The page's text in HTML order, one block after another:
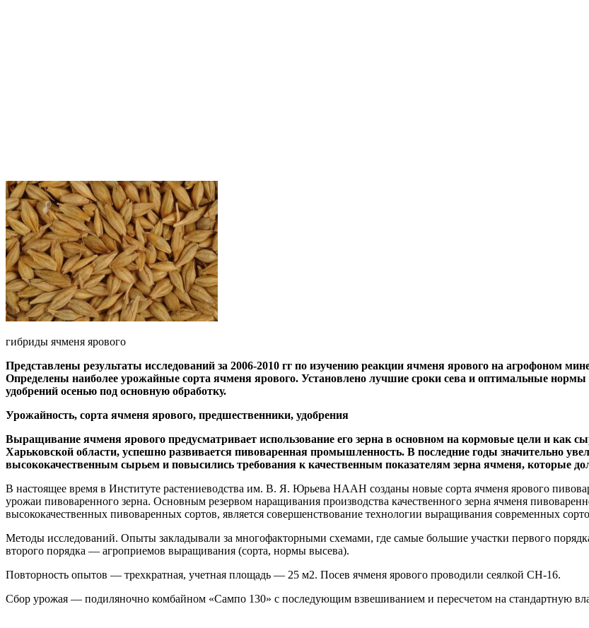
гибриды ячменя ярового
Представлены результаты исследований за 2006-2010 гг по изучению реакции ячменя ярового на агрофоном
Определены наиболее урожайные сорта ячменя ярового. Установлено лучшие сроки сева и оптимальные
удобрений осенью под основную обработку.
Урожайность, сорта ячменя ярового, предшественники, удобрения
Выращивание ячменя ярового предусматривает использование его зерна в основном на кормовые цели и
Харьковской области, успешно развивается пивоваренная промышленность. В последние годы значительно
высококачественным сырьем и повысились требования к качественным показателям зерна ячменя, которые
В настоящее время в Институте растениеводства им. В. Я. Юрьева НААН созданы новые сорта ячменя ярового
урожаи пивоваренного зерна. Основным резервом наращивания производства качественного зерна ячменя
высококачественных пивоваренных сортов, является совершенствование технологии выращивания современных
Методы исследований. Опыты закладывали за многофакторными схемами, где самые большие участки первого
второго порядка — агроприемов выращивания (сорта, нормы высева).
Повторность опытов — трехкратная, учетная площадь — 25 м2. Посев ячменя ярового проводили сеялкой СН-16.
Сбор урожая — подиляночно комбайном «Сампо 130» с последующим взвешиванием и пересчетом на стандартную